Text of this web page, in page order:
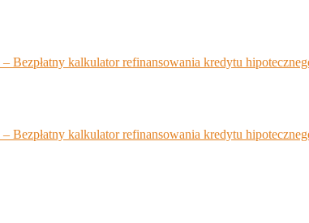
– Bezpłatny kalkulator refinansowania kredytu
– Bezpłatny kalkulator refinansowania kredytu